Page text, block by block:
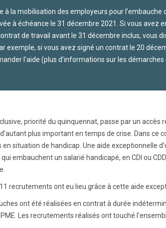
à la mobilisation des employeurs pour
à échéance le 31 décembre 2021. Si vous avez
de travail avant le 31 décembre inclus, vous
exemple, si vous avez signé un contrat le 20
l’aide (plus d’informations sur les démarches
priorité du quinquennat, passe par un
plus important en temps de crise. Dans ce
en situation de handicap. Une aide exceptionnelle
embauchent un salarié handicapé, en CDI ou
recrutements ont eu lieu grâce à cette aide
ont été réalisées en contrat à durée
Les recrutements réalisés ont touché